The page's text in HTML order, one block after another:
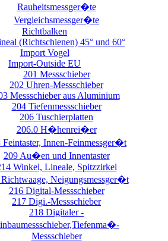
Rauheitsmessger�te
Vergleichsmessger�te
Richtbalken
(Richtschienen) 45° und 60°
Import Vogel
Import-Outside EU
201 Messschieber
202 Uhren-Messschieber
Messschieber aus Aluminium
204 Tiefenmessschieber
206 Tuschierplatten
206.0 H�henrei�er
Feintaster, Innen-Feinmessger�t
209 Au�en und Innentaster
Winkel, Lineale, Spitzzirkel
Richtwaage, Neigungsmessger�t
216 Digital-Messschieber
217 Digi.-Messschieber
218 Digitaler -
Messschieber